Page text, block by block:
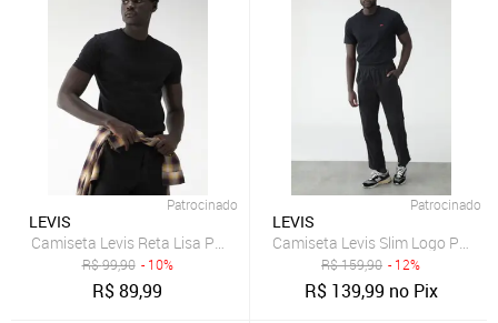
Patrocinado
LEVIS
Camiseta Levis Reta Lisa Preta
R$99,90 - 10%
R$89,99
Patrocinado
LEVIS
Camiseta Levis Slim Logo Preta
R$159,90 - 12%
R$ 139,99 no Pix